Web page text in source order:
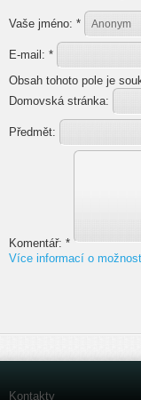
Vaše jméno: *
E-mail: *
Obsah tohoto pole je
Domovská stránka:
Předmět:
Komentář: *
Více informací o
Kontakty